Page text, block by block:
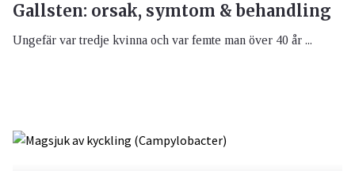
Gallsten: orsak, symtom & behandling
Ungefär var tredje kvinna och var femte man över 40 år ...